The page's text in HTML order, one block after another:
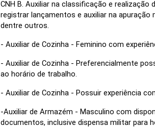
CNH B. Auxiliar na classificação e
registrar lançamentos e auxiliar na
dentre outros.
- Auxiliar de Cozinha - Feminino com
- Auxiliar de Cozinha - Preferencialmente
ao horário de trabalho.
- Auxiliar de Cozinha - Possuir experiência
-Auxiliar de Armazém - Masculino com
documentos, inclusive dispensa militar para